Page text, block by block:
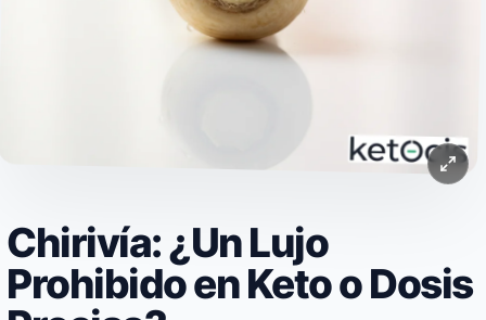
Chirivía: ¿Un Lujo
Prohibido en Keto o Dosis